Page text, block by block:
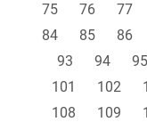
75
76 77
84
85 86
93
94 95
101
102
108
109